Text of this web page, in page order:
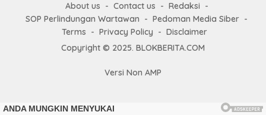
About us Contact us
Redaksi
SOP Perlindungan Wartawan
Pedoman Media Siber
Terms
Privacy Policy
Disclaimer
Copyright © 2025. BLOKBERITA.COM
Versi Non AMP